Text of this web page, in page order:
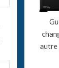
autre